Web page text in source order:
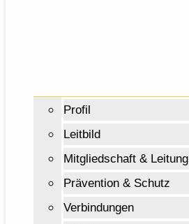
Profil
Leitbild
Mitgliedschaft & Leitung
Prävention & Schutz
Verbindungen